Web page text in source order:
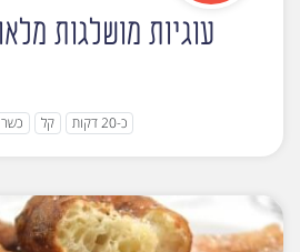
עוגיות מושלגות
כ-20 דקות קל כשר